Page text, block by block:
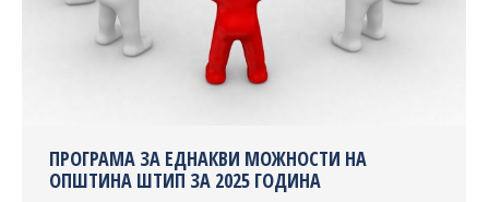
ПРОГРАМА ЗА ЕДНАКВИ МОЖНОСТИ НА
ОПШТИНА ШТИП ЗА 2025 ГОДИНА